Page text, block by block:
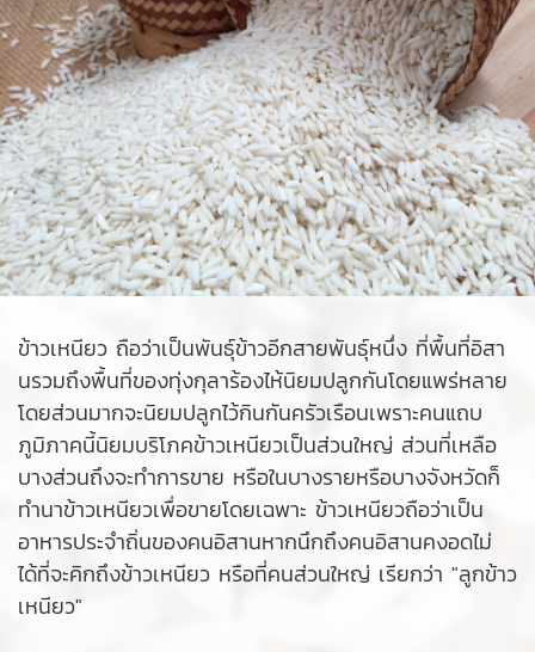
ข้าวเหนียว ถือว่าเป็นพันธุ์ข้าวอีกสายพันธุ์หนึ่ง ที่พื้นที่อิสา
นรวมถึงพื้นที่ของทุ่งกุลาร้องไห้นิยมปลูกกันโดยแพร่หลาย
โดยส่วนมากจะนิยมปลูกไว้กินกันครัวเรือนเพราะคนแถบ
ภูมิภาคนี้นิยมบริโภคข้าวเหนียวเป็นส่วนใหญ่ ส่วนที่เหลือ
บางส่วนถึงจะทำการขาย หรือในบางรายหรือบางจังหวัดก็
ทำนาข้าวเหนียวเพื่อขายโดยเฉพาะ ข้าวเหนียวถือว่าเป็น
อาหารประจำถิ่นของคนอิสานหากนึกถึงคนอิสานคงอดไม่
ได้ที่จะคิกถึงข้าวเหนียว หรือที่คนส่วนใหญ่ เรียกว่า "ลูกข้าว
เหนียว"